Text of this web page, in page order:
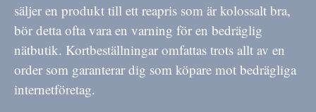
säljer en produkt till ett reapris som är kolossalt bra,
bör detta ofta vara en varning för en bedräglig
nätbutik. Kortbeställningar omfattas trots allt av en
order som garanterar dig som köpare mot bedrägliga
internetföretag.